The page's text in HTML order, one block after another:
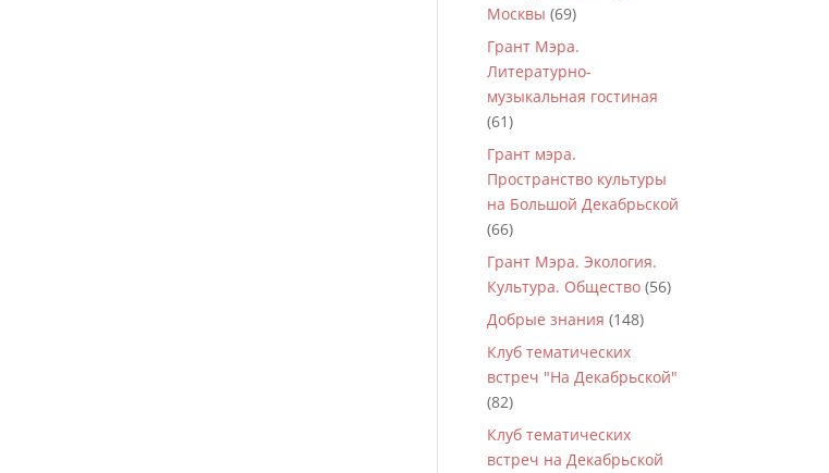
Москвы (69)
Грант Мэра.
Литературно-
музыкальная гостиная
(61)
Грант мэра.
Пространство культуры
на Большой Декабрьской
(66)
Грант Мэра. Экология.
Культура. Общество (56)
Добрые знания (148)
Клуб тематических
встреч "На Декабрьской"
(82)
Клуб тематических
встреч на Декабрьской